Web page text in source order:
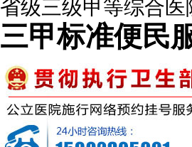
省级三级甲等综合
三甲标准便民